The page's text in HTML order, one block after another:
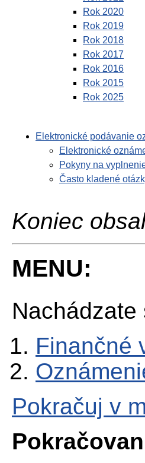
Rok 2020
Rok 2019
Rok 2018
Rok 2017
Rok 2016
Rok 2015
Rok 2025
Elektronické podávanie
Elektronické
Pokyny na
Často kladené
Koniec
MENU:
Nachádzate
Finančné
Pokračuj v